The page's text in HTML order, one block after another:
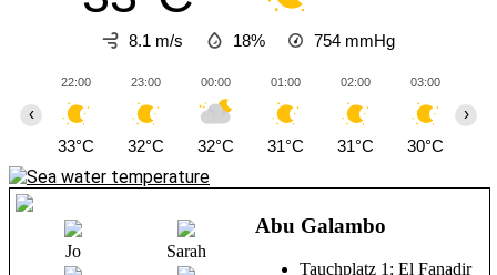
8.1 m/s 18% 754 mmHg
22:00
33°C
23:00
32°C
00:00
32°C
01:00
31°C
02:00
31°C
03:00
30°C
‹ ›
Jo Sarah
Abu Galambo
Tauchplatz 1: El Fanadir